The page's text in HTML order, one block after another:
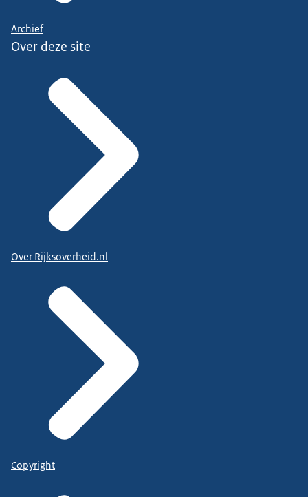
Archief
Over deze site
Over Rijksoverheid.nl
Copyright